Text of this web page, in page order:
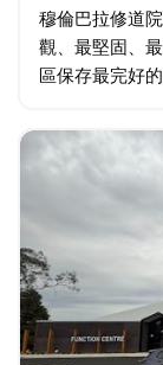
穆倫巴拉修道
觀、最堅固、
區保存最完好
廳，打造獨特